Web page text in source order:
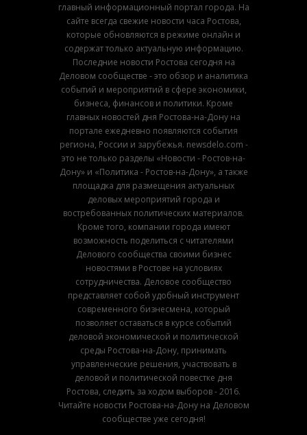
главный информационный портал города. На
сайте всегда свежие новости часа Ростова,
которые обновляются в режиме онлайн и
содержат только актуальную информацию.
Последние новости Ростова сегодня на
Деловом сообществе - это обзор и аналитика
событий и мероприятий в сфере экономики,
бизнеса, финансов и политики. Кроме
главных новостей дня Ростова-на-Дону на
портале ежедневно появляются события
региона, России и зарубежья. newsdelo.com -
это не только разделы «Новости - Ростов-на-
Дону» и «Политика - Ростов-на-Дону», а также
площадка для размещения актуальных
деловых мероприятий города и
востребованных политических материалов.
Кроме того, компании города имеют
возможность поделиться с читателями
Делового сообщества своими бизнес
новостями в Ростове на условиях
сотрудничества. Деловое сообщество
представляет собой удобный инструмент
современного бизнесмена, который
позволяет оставаться в курсе событий
деловой экономической и политической
среды Ростова-на-Дону, принимать
управленческие решения, участвовать в
деловой и политической повестке дня
Ростова, следить за ходом выборов - 2016.
Читайте новости Ростова-на-Дону на Деловом
сообществе уже сегодня!